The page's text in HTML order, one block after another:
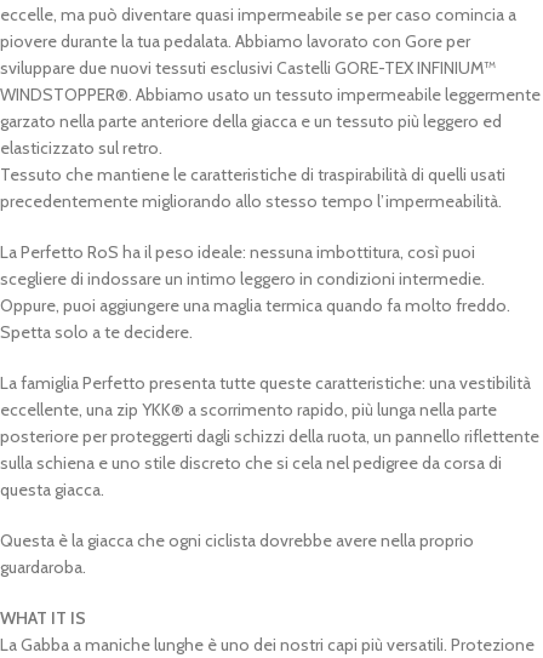
eccelle, ma può diventare quasi impermeabile se per caso comincia a
piovere durante la tua pedalata. Abbiamo lavorato con Gore per
sviluppare due nuovi tessuti esclusivi Castelli GORE-TEX INFINIUM™
WINDSTOPPER®. Abbiamo usato un tessuto impermeabile leggermente
garzato nella parte anteriore della giacca e un tessuto più leggero ed
elasticizzato sul retro.
Tessuto che mantiene le caratteristiche di traspirabilità di quelli usati
precedentemente migliorando allo stesso tempo l’impermeabilità.
La Perfetto RoS ha il peso ideale: nessuna imbottitura, così puoi
scegliere di indossare un intimo leggero in condizioni intermedie.
Oppure, puoi aggiungere una maglia termica quando fa molto freddo.
Spetta solo a te decidere.
La famiglia Perfetto presenta tutte queste caratteristiche: una vestibilità
eccellente, una zip YKK® a scorrimento rapido, più lunga nella parte
posteriore per proteggerti dagli schizzi della ruota, un pannello riflettente
sulla schiena e uno stile discreto che si cela nel pedigree da corsa di
questa giacca.
Questa è la giacca che ogni ciclista dovrebbe avere nella proprio
guardaroba.
WHAT IT IS
La Gabba a maniche lunghe è uno dei nostri capi più versatili. Protezione